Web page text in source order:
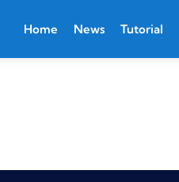
Home News Tutorial